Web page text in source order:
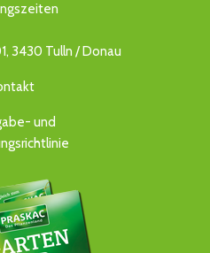
3430 Tulln / Donau
und